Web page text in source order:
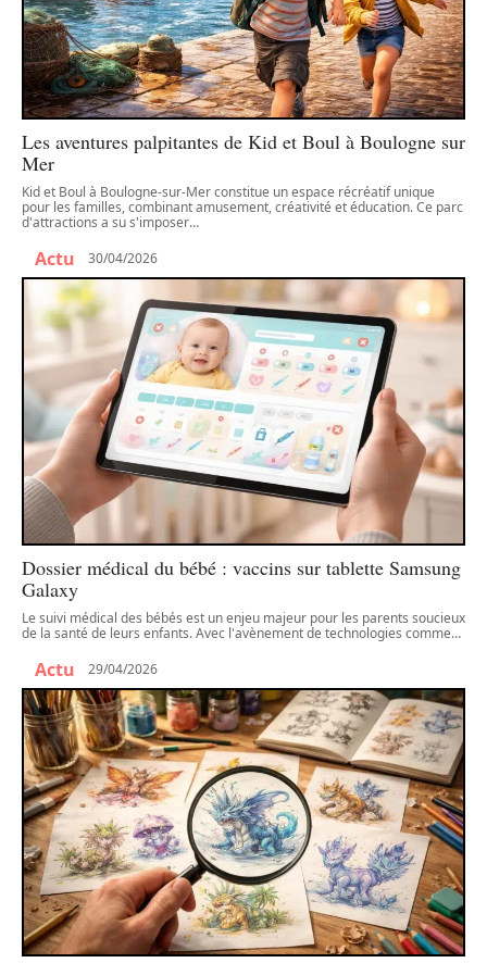
Les aventures palpitantes de Kid et Boul à Boulogne sur
Mer
Kid et Boul à Boulogne-sur-Mer constitue un espace récréatif unique
pour les familles, combinant amusement, créativité et éducation. Ce parc
d'attractions a su s'imposer…
Actu 30/04/2026
Dossier médical du bébé : vaccins sur tablette Samsung
Galaxy
Le suivi médical des bébés est un enjeu majeur pour les parents soucieux
de la santé de leurs enfants. Avec l'avènement de technologies comme…
Actu 29/04/2026